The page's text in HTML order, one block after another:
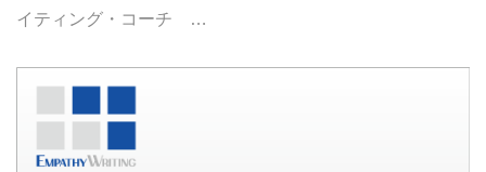
イティング・コーチ …